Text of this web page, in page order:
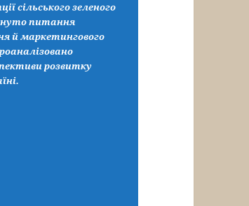
сільського зеленого
питання
й маркетингового
розвитку